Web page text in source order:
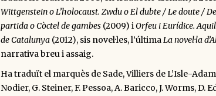
Wittgenstein o L’holocaust. Zwdu o El dubte / Le doute /
partida o Còctel de gambes (2009) iOrfeu i Eurídice.
de Catalunya (2012), sis novel·les, l’últimaLa novel·la
narrativa breu i assaig.
Ha traduït el marquès de Sade, Villiers de L’Isle-
Nodier, G. Steiner, F. Pessoa, A. Baricco, J. Worms, D.